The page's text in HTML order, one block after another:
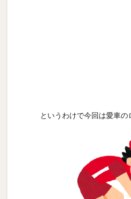
というわけで今回は愛車の